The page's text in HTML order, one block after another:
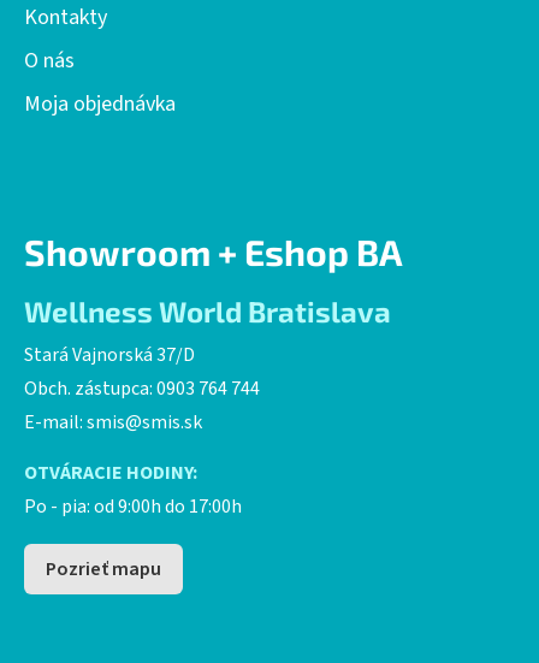
Kontakty
O nás
Moja objednávka
Showroom + Eshop BA
Wellness World Bratislava
Stará Vajnorská 37/D
Obch. zástupca: 0903 764 744
E-mail:smis@smis.sk
OTVÁRACIE HODINY:
Po - pia: od 9:00h do 17:00h
Pozrieť mapu